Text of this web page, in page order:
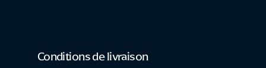
Conditions de livraison